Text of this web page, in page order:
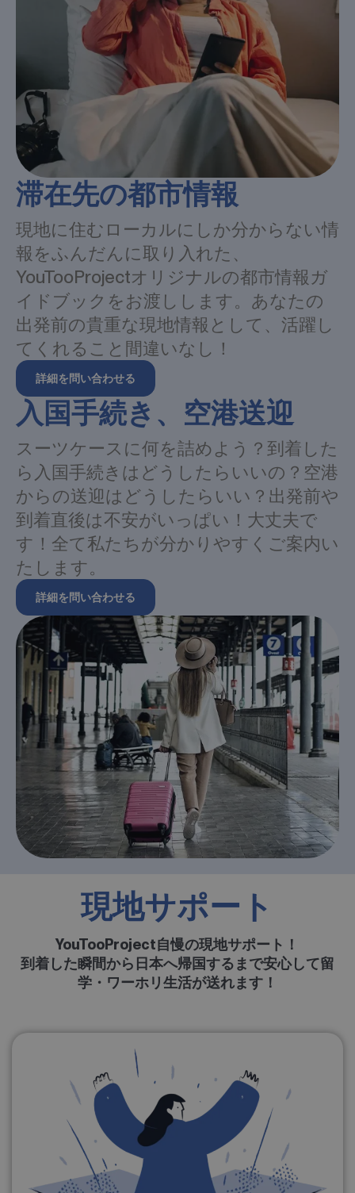
滞在先の都市情報
現地に住むローカルにしか分からない情
報をふんだんに取り入れた、
YouTooProjectオリジナルの都市情報ガ
イドブックをお渡しします。あなたの
出発前の貴重な現地情報として、活躍し
てくれること間違いなし！
詳細を問い合わせる
入国手続き、空港送迎
スーツケースに何を詰めよう？到着した
ら入国手続きはどうしたらいいの？空港
からの送迎はどうしたらいい？出発前や
到着直後は不安がいっぱい！大丈夫で
す！全て私たちが分かりやすくご案内い
たします。
詳細を問い合わせる
現地サポート
YouTooProject自慢の現地サポート！
到着した瞬間から日本へ帰国するまで安心して留
学・ワーホリ生活が送れます！